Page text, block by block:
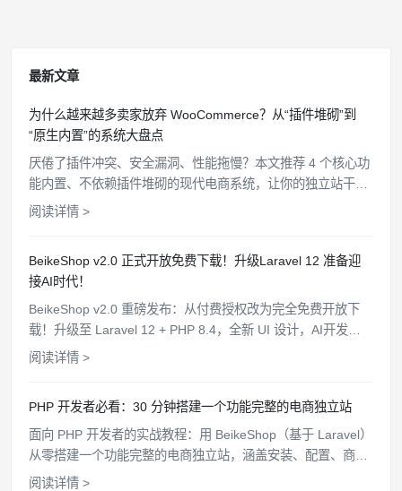
最新文章
为什么越来越多卖家放弃 WooCommerce？从“插件堆砌”到
“原生内置”的系统大盘点
厌倦了插件冲突、安全漏洞、性能拖慢？本文推荐 4 个核心功
能内置、不依赖插件堆砌的现代电商系统，让你的独立站干
净、高效、安全。
阅读详情 >
BeikeShop v2.0 正式开放免费下载！升级Laravel 12 准备迎
接AI时代！
BeikeShop v2.0 重磅发布：从付费授权改为完全免费开放下
载！升级至 Laravel 12 + PHP 8.4，全新 UI 设计，AI开发规
范文件，WooCommerce API 对接，支持一键部署。
阅读详情 >
PHP 开发者必看：30 分钟搭建一个功能完整的电商独立站
面向 PHP 开发者的实战教程：用 BeikeShop（基于 Laravel）
从零搭建一个功能完整的电商独立站，涵盖安装、配置、商品
上架、支付对接、主题定制全流程。
阅读详情 >